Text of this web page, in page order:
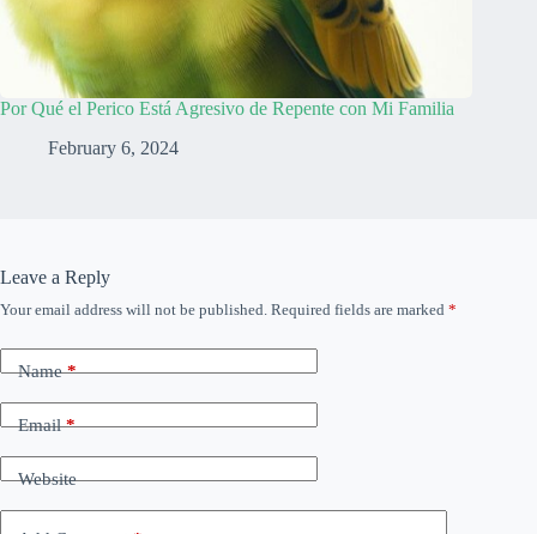
Por Qué el Perico Está Agresivo de Repente con Mi Familia
February 6, 2024
Leave a Reply
Your email address will not be published. Required fields are marked *
Name*
Email*
Website